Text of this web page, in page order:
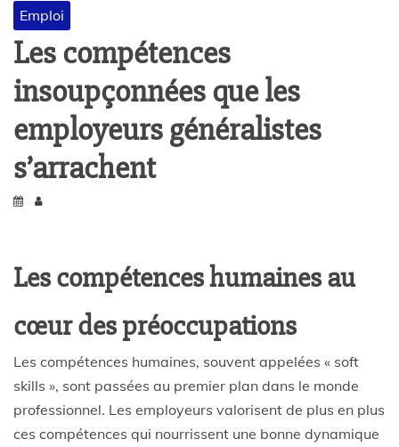
Emploi
Les compétences
insoupçonnées que les
employeurs généralistes
s’arrachent
Les compétences humaines au
cœur des préoccupations
Les compétences humaines, souvent appelées « soft
skills », sont passées au premier plan dans le monde
professionnel. Les employeurs valorisent de plus en plus
ces compétences qui nourrissent une bonne dynamique